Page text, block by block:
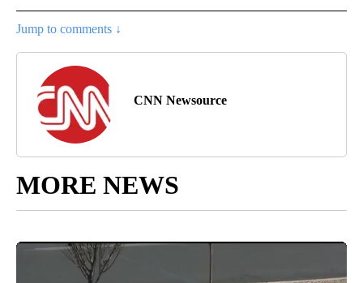
Jump to comments ↓
CNN Newsource
MORE NEWS